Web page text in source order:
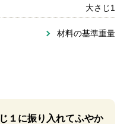
大さじ1
材料の基準重量
１に振り入れてふやか